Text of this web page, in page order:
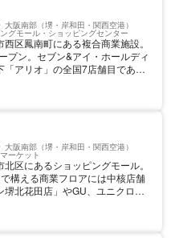
ラやニトリ、大垣書店など約160
構成される。
大阪南部（堺・岸和田・関西空港）
グモール・ショッピングセンター
西区鳳南町にある複合商業施設。
プン。セブン&アイ・ホールディ
「アリオ」の全国7店舗目であ
國屋書店、GU、ケーズデンキな
収容の駐車場、2800台収容の駐
いる。
大阪南部（堺・岸和田・関西空港）
ーケット
北区にあるショッピングモール。
構える商業フロアには中核店舗
堺北花田店」やGU、ユニクロな